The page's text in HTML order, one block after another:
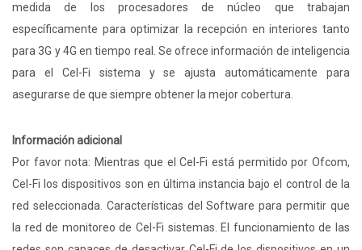
medida de los procesadores de núcleo que trabajan
específicamente para optimizar la recepción en interiores tanto
para 3G y 4G en tiempo real. Se ofrece información de inteligencia
para el Cel-Fi sistema y se ajusta automáticamente para
asegurarse de que siempre obtener la mejor cobertura.
Información adicional
Por favor nota: Mientras que el Cel-Fi está permitido por Ofcom,
Cel-Fi los dispositivos son en última instancia bajo el control de la
red seleccionada. Características del Software para permitir que
la red de monitoreo de Cel-Fi sistemas. El funcionamiento de las